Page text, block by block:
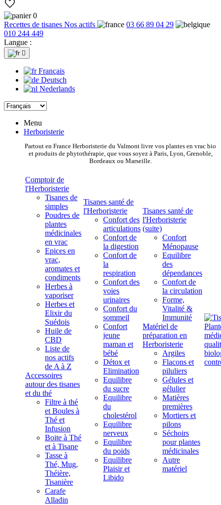
0
Recettes de tisanes Nos actifs
03 66 89 04 29
010 244 449
Langue :

Français
Deutsch
Nederlands
Menu
Herboristerie
Partout en France Herboristerie du Valmont livre vos plantes en vrac bio
et produits de phytothérapie, que vous soyez à Paris, Lyon, Grenoble,
Bordeaux ou Marseille.
Comptoir de
l'Herboristerie
Tisanes de
simples
Poudres de
plantes
médicinales
en vrac
Epices en
vrac,
aromates et
condiments
Herbes à
vaporiser
Herbes et
Elixir du
Suédois
Huile de
CBD
Liste de
nos actifs
de A à Z
Accessoires
autour des tisanes
et du thé
Filtre à thé
et Boules à
Thé et
Infusion
Boite à Thé
et à Tisane
Tasse à
Thé, Mug,
Théière,
Tisanière
Carafe
Alladin
Tisanes santé de
l'Herboristerie
Confort des
articulations
Confort de
la digestion
Confort de
la
respiration
Confort des
voies
urinaires
Confort du
sommeil
Confort
jeune
maman et
bébé
Détox et
Elimination
Equilibre
du sucre
Equilibre
du
cholestérol
Equilibre
nerveux
Equilibre
du poids
Equilibre
Plaisir et
Libido
Tisanes santé de
l'Herboristerie
(suite)
Confort
Ménopause
Equilibre
des
dépendances
Confort de
la circulation
Forme,
Vitalité &
Immunité
Matériel de
préparation en
Herboristerie
Argiles
Flacons et
piluliers
Gélules et
gélulier
Matières
premières
Mortiers et
pilons
Séchoirs
pour plantes
médicinales
Autre
matériel